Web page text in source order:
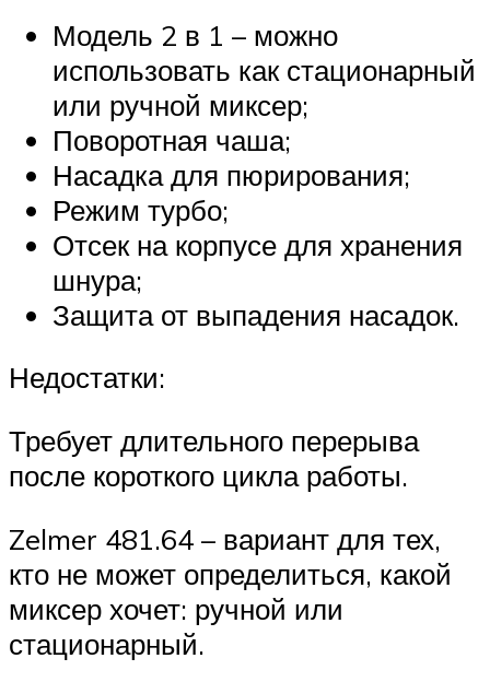
Модель 2 в 1 – можно
использовать как стационарный
или ручной миксер;
Поворотная чаша;
Насадка для пюрирования;
Режим турбо;
Отсек на корпусе для хранения
шнура;
Защита от выпадения насадок.
Недостатки:
Требует длительного перерыва
после короткого цикла работы.
Zelmer 481.64 – вариант для тех,
кто не может определиться, какой
миксер хочет: ручной или
стационарный.